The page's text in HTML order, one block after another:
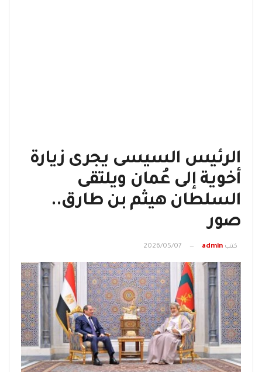
الرئيس السيسى يجرى زيارة
أخوية إلى عُمان ويلتقى
السلطان هيثم بن طارق..
صور
كتب admin
2026/05/07